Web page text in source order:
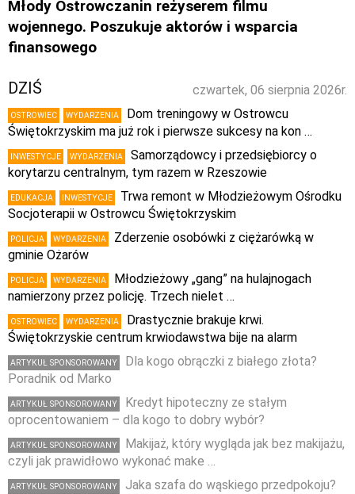
Młody Ostrowczanin reżyserem filmu
wojennego. Poszukuje aktorów i wsparcia
finansowego
czwartek, 06 sierpnia 2026r.
DZIŚ
OSTROWIEC WYDARZENIA
Dom treningowy w Ostrowcu
Świętokrzyskim ma już rok i pierwsze sukcesy na kon …
INWESTYCJE WYDARZENIA
Samorządowcy i przedsiębiorcy o
korytarzu centralnym, tym razem w Rzeszowie
EDUKACJA INWESTYCJE
Trwa remont w Młodzieżowym Ośrodku
Socjoterapii w Ostrowcu Świętokrzyskim
POLICJA WYDARZENIA
Zderzenie osobówki z ciężarówką w
gminie Ożarów
POLICJA WYDARZENIA
Młodzieżowy „gang” na hulajnogach
namierzony przez policję. Trzech nielet …
OSTROWIEC WYDARZENIA
Drastycznie brakuje krwi.
Świętokrzyskie centrum krwiodawstwa bije na alarm
ARTYKUŁ SPONSOROWANY
Dla kogo obrączki z białego złota?
Poradnik od Marko
ARTYKUŁ SPONSOROWANY
Kredyt hipoteczny ze stałym
oprocentowaniem – dla kogo to dobry wybór?
ARTYKUŁ SPONSOROWANY
Makijaż, który wygląda jak bez makijażu,
czyli jak prawidłowo wykonać make …
ARTYKUŁ SPONSOROWANY
Jaka szafa do wąskiego przedpokoju?